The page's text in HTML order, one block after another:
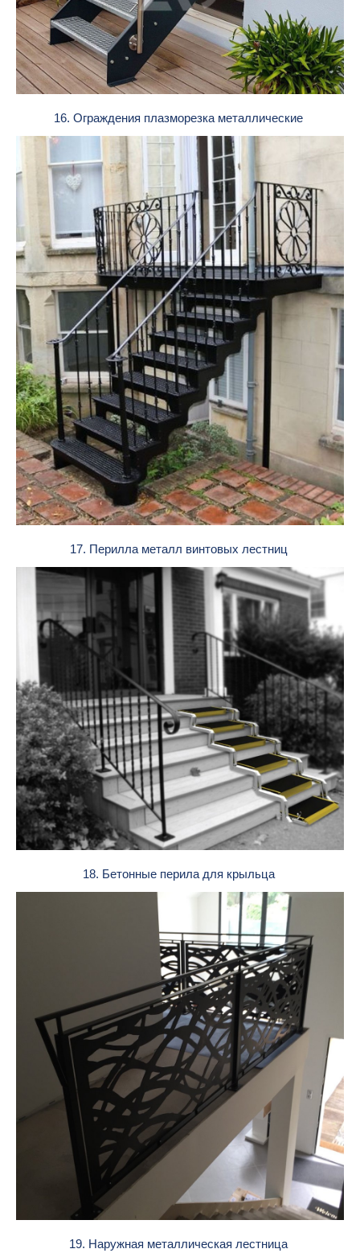
16. Ограждения плазморезка металлические
17. Перилла металл винтовых лестниц
18. Бетонные перила для крыльца
19. Наружная металлическая лестница